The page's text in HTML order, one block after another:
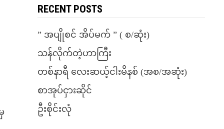
RECENT POSTS
” အပျိုစင် အိပ်မက် ” ( စ/ဆုံး)
သန်လိုက်တဲ့ဟာကြီး
တစ်နာရီ လေးဆယ့်ငါးမိနစ် (အစ/အဆုံး)
စာအုပ်ငှားဆိုင်
ဦးစိုင်းလုံ